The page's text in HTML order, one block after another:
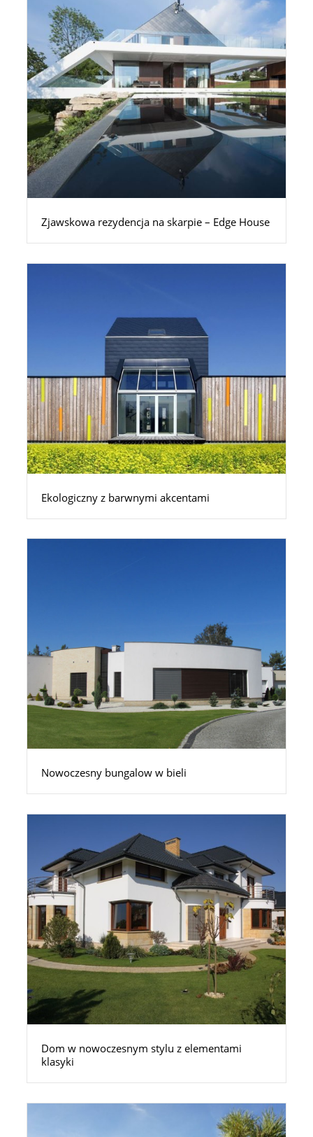
Zjawskowa rezydencja na skarpie – Edge House
Ekologiczny z barwnymi akcentami
Nowoczesny bungalow w bieli
Dom w nowoczesnym stylu z elementami
klasyki